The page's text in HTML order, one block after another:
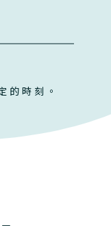
的時刻。